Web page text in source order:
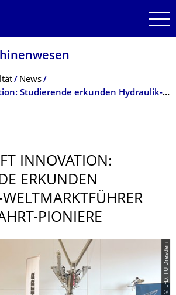
News
Praxis trifft Innovation: Studierende erkunden Hydraulik-Weltmarktführer und Luftfahrt-Pioniere
INNOVATION:
ERKUNDEN
PIONIERE
© LFD, TU Dresden